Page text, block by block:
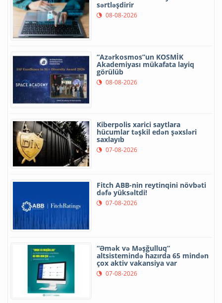
sərtləşdirir
08-08-2026
“Azərkosmos”un KOSMİK
Akademiyası mükafata layiq
görülüb
08-08-2026
Kiberpolis xarici saytlara
hücumlar təşkil edən şəxsləri
saxlayıb
07-08-2026
Fitch ABB-nin reytinqini növbəti
dəfə yüksəltdi!
07-08-2026
“Əmək və Məşğulluq”
altsistemində hazırda 65 mindən
çox aktiv vakansiya var
07-08-2026